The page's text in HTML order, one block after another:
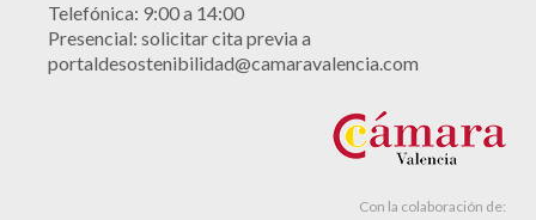
Telefónica: 9:00 a 14:00
Presencial: solicitar cita previa a
portaldesostenibilidad@camaravalencia.com
Con la colaboración de: